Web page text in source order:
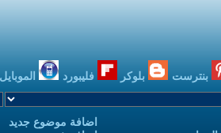
بنترست بلوكر فليبورد الموبايل
اضافة موضوع جديد